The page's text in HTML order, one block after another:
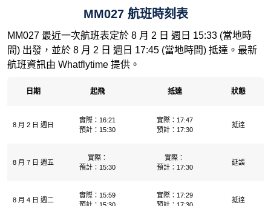
MM027 航班時刻表
MM027 最近一次航班表定於 8 月 2 日 週日 15:33 (當地時
間) 出發，並於 8 月 2 日 週日 17:45 (當地時間) 抵達。最新
航班資訊由 Whatflytime 提供。
日期 起飛 抵達 狀態
8 月 2 日 週日
實際：16:21
預計：15:30
實際：17:47
預計：17:30
抵達
8 月 7 日 週五
實際：
預計：15:30
實際：
預計：17:30
延誤
8 月 4 日 週二
實際：15:59
實際：17:29
抵達